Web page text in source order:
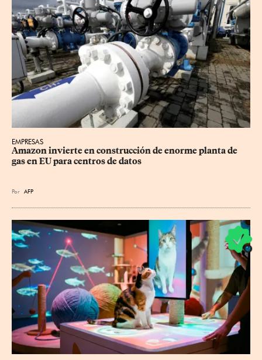
EMPRESAS
Amazon invierte en construcción de enorme planta de
gas en EU para centros de datos
Por AFP